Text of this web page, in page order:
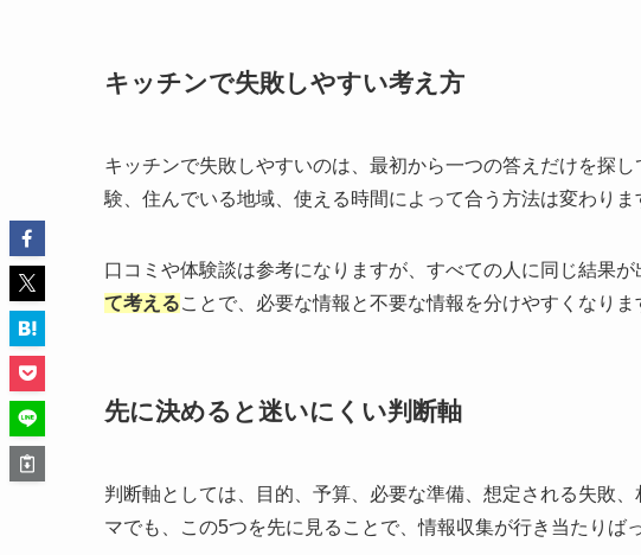
キッチンで失敗しやすい考え方
キッチンで失敗しやすいのは、最初から一つの答えだけを探
験、住んでいる地域、使える時間によって合う方法は変わりま
口コミや体験談は参考になりますが、すべての人に同じ結果が
て考えることで、必要な情報と不要な情報を分けやすくなりま
先に決めると迷いにくい判断軸
判断軸としては、目的、予算、必要な準備、想定される失敗
マでも、この5つを先に見ることで、情報収集が行き当たりば